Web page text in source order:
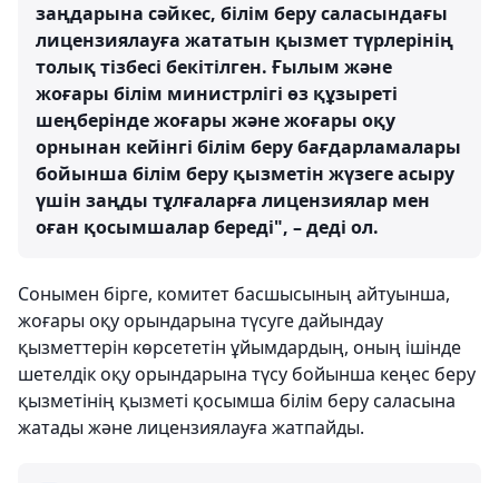
заңдарына сәйкес, білім беру саласындағы
лицензиялауға жататын қызмет түрлерінің
толық тізбесі бекітілген. Ғылым және
жоғары білім министрлігі өз құзыреті
шеңберінде жоғары және жоғары оқу
орнынан кейінгі білім беру бағдарламалары
бойынша білім беру қызметін жүзеге асыру
үшін заңды тұлғаларға лицензиялар мен
оған қосымшалар береді", – деді ол.
Сонымен бірге, комитет басшысының айтуынша,
жоғары оқу орындарына түсуге дайындау
қызметтерін көрсететін ұйымдардың, оның ішінде
шетелдік оқу орындарына түсу бойынша кеңес беру
қызметінің қызметі қосымша білім беру саласына
жатады және лицензиялауға жатпайды.